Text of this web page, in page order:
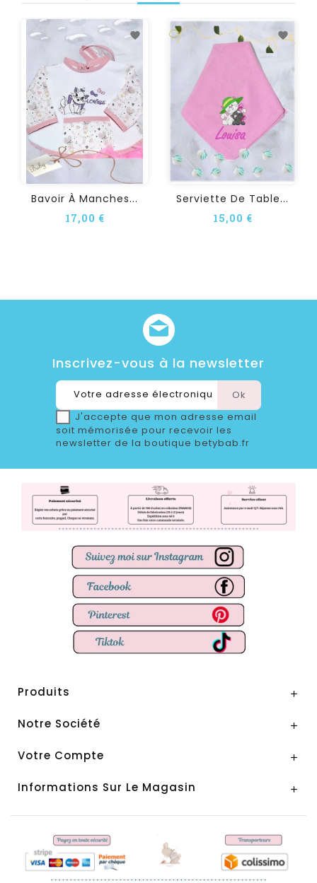
Bavoir À Manches...
17,00 €
Serviette De Table...
15,00 €
Inscrivez-vous à la newsletter
J'accepte que mon adresse email
soit mémorisée pour recevoir les
newsletter de la boutique betybab.fr
Produits 
Notre Société 
Votre Compte 
Informations Sur Le Magasin 